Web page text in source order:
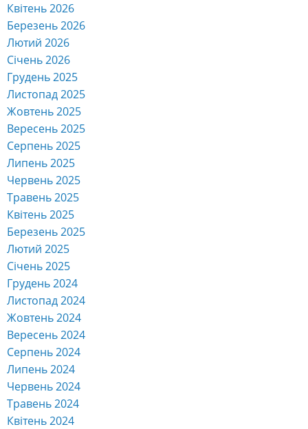
Квітень 2026
Березень 2026
Лютий 2026
Січень 2026
Грудень 2025
Листопад 2025
Жовтень 2025
Вересень 2025
Серпень 2025
Липень 2025
Червень 2025
Травень 2025
Квітень 2025
Березень 2025
Лютий 2025
Січень 2025
Грудень 2024
Листопад 2024
Жовтень 2024
Вересень 2024
Серпень 2024
Липень 2024
Червень 2024
Травень 2024
Квітень 2024